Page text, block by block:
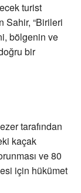
turist
Sahir, “Birileri
bölgenin ve
bir
tarafından
kaçak
ve 80
için hükümet